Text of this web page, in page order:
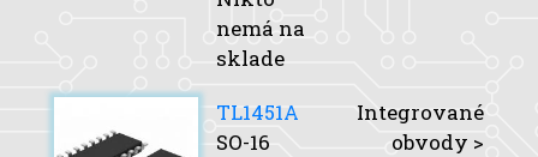
nemá na
sklade
TL1451A
SO-16
Integrované
obvody >